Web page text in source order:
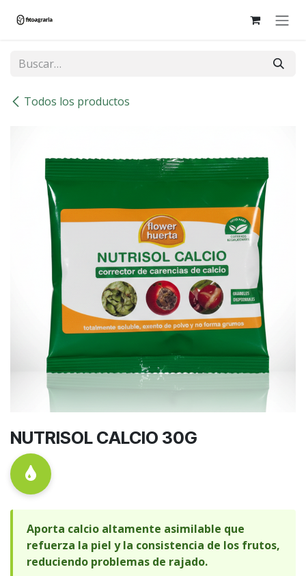
Todos los productos
NUTRISOL CALCIO 30G
Aporta calcio altamente asimilable que
refuerza la piel y la consistencia de los frutos,
reduciendo problemas de rajado.